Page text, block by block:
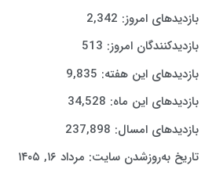
بازدیدهای امروز: 2,342
بازدیدکنندگان امروز: 513
بازدیدهای این هفته: 9,835
بازدیدهای این ماه: 34,528
بازدیدهای امسال: 237,898
تاریخ به‌روزشدن سایت: مرداد ۱۶, ۱۴۰۵